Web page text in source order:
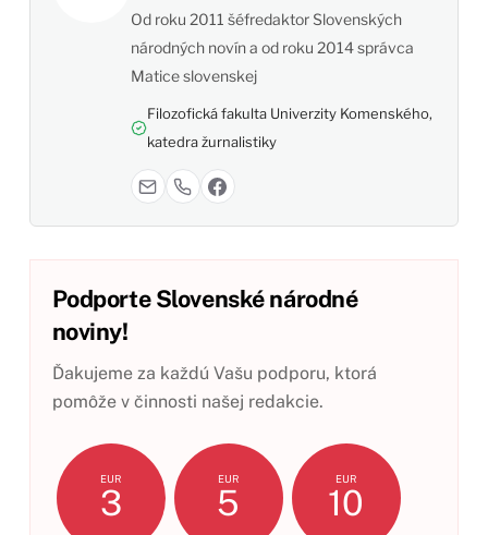
Od roku 2011 šéfredaktor Slovenských
národných novín a od roku 2014 správca
Matice slovenskej
Filozofická fakulta Univerzity Komenského,
katedra žurnalistiky
Podporte Slovenské národné
noviny!
Ďakujeme za každú Vašu podporu, ktorá
pomôže v činnosti našej redakcie.
EUR
3
EUR
5
EUR
10